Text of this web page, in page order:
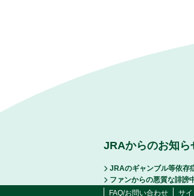
JRAからのお知ら
JRAのギャンブル等依存
ファンからの悪質な誹謗
FAQ/お問い合わせ
サ